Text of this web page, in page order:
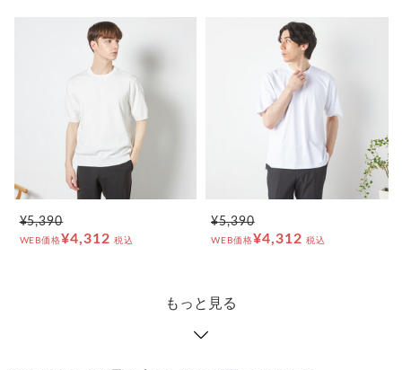
¥5,390
WEB価格¥4,312 税込
¥5,390
WEB価格¥4,312 税込
もっと見る